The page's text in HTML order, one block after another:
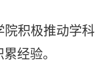
院积极推动学科
经验。